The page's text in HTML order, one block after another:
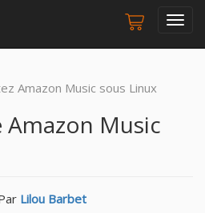
Amazon Music sous Linux
Music
Lilou Barbet